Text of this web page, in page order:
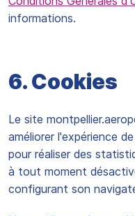
informations.
6. Cookies
Le site
améliorer l'expérience
pour réaliser des
à tout moment
configurant son